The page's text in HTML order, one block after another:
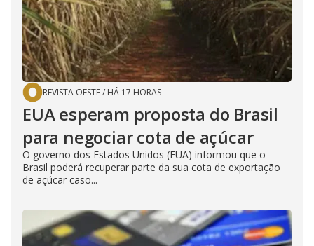
REVISTA OESTE/ HÁ 17 HORAS
EUA esperam proposta do Brasil
para negociar cota de açúcar
O governo dos Estados Unidos (EUA) informou que o
Brasil poderá recuperar parte da sua cota de exportação
de açúcar caso...